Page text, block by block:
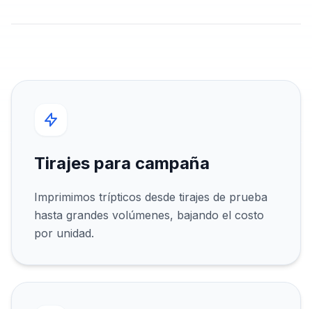
Tirajes para campaña
Imprimimos trípticos desde tirajes de prueba
hasta grandes volúmenes, bajando el costo
por unidad.